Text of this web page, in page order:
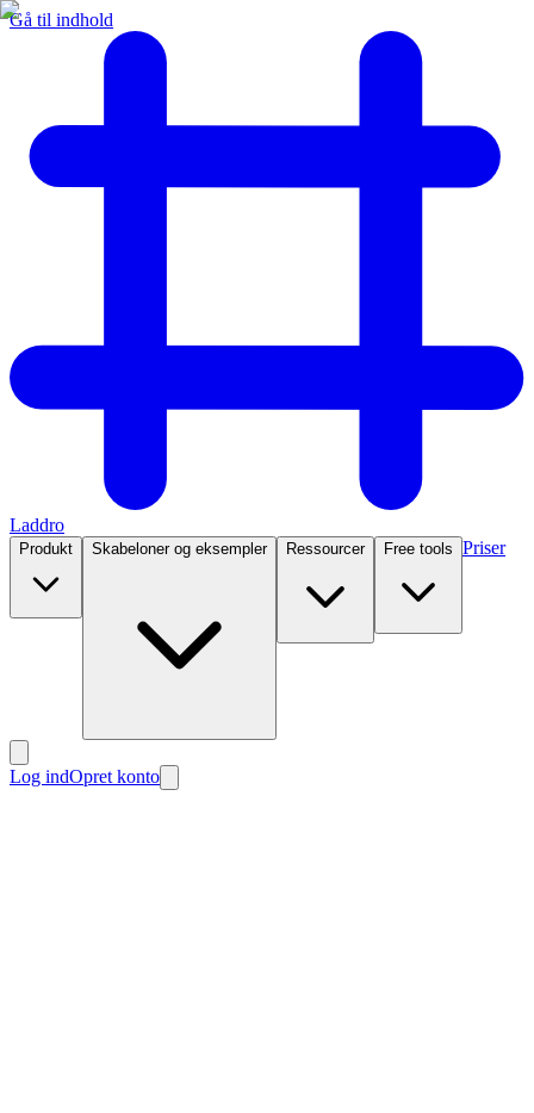
Gå til indhold
Laddro
Produkt Skabeloner og eksempler Ressourcer Free tools Priser
Log indOpret konto